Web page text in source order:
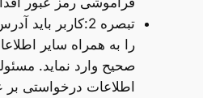
تبصره 2:کاربر
را به همراه سایر
صحیح وارد نماید.
اطلاعات درخواستی بر